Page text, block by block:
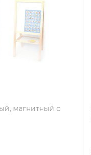
магнитный с